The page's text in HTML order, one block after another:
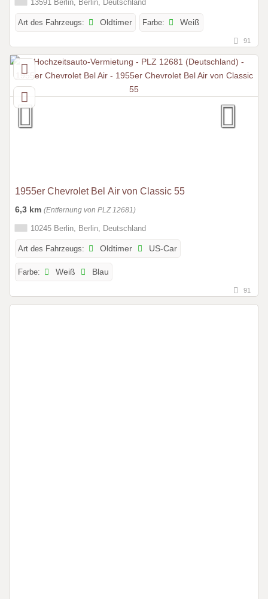
13591 Berlin, Berlin, Deutschland
Art des Fahrzeugs: Oldtimer Farbe: Weiß
91
1955er Chevrolet Bel Air von Classic 55
6,3 km (Entfernung von PLZ 12681)
10245 Berlin, Berlin, Deutschland
Art des Fahrzeugs: Oldtimer US-Car
Farbe: Weiß Blau
91